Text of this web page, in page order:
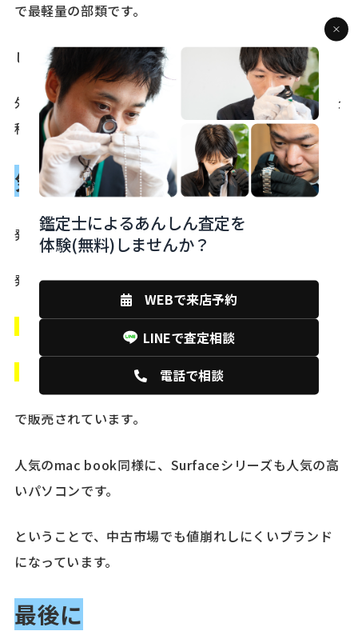
で最軽量の部類です。
しかも薄いので持ち運びに最適です。
外出先でPCを使用する方や、デスクからデスクにPCを
移動させる必要がある忙しい方にもおススメです。
気になる中古相場は？
発売当時の定価が150,480円でした。
発売から2年ほど経過した2022年現在では、
・新品が10万円前後
・中古品は6~8万円前後
で販売されています。
人気のmac book同様に、Surfaceシリーズも人気の高
いパソコンです。
ということで、中古市場でも値崩れしにくいブランド
になっています。
最後に
鑑定士によるあんしん査定を
体験(無料)しませんか？
WEBで来店予約
LINEで査定相談
電話で相談